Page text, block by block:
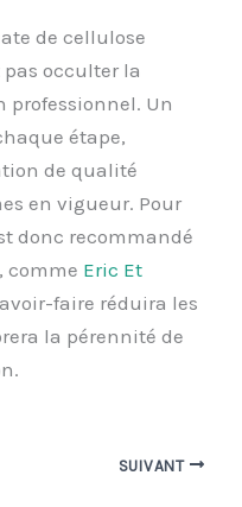
de cellulose
occulter la
professionnel. Un
étape,
de qualité
en vigueur. Pour
donc recommandé
comme Eric Et
faire réduira les
la pérennité de
SUIVANT